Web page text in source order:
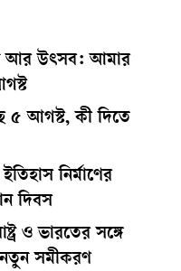
আর উৎসব: আমার
৫ আগস্ট, কী দিতে
নির্মাণের
দিবস
ও ভারতের সঙ্গে
সমীকরণ